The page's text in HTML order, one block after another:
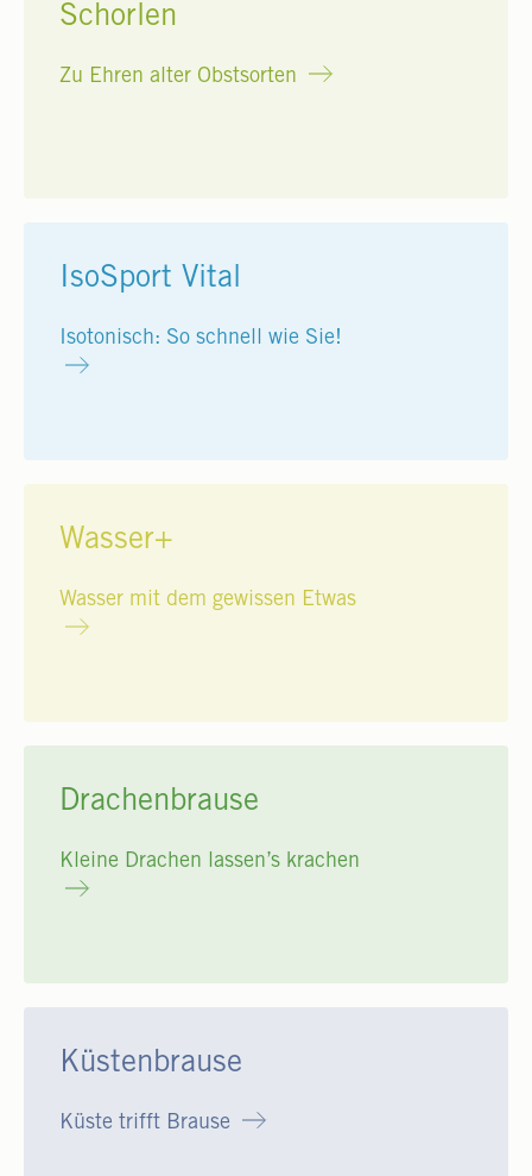
Schorlen
Zu Ehren alter Obstsorten
IsoSport Vital
Isotonisch: So schnell wie Sie!
Wasser+
Wasser mit dem gewissen Etwas
Drachenbrause
Kleine Drachen lassen’s krachen
Küstenbrause
Küste trifft Brause